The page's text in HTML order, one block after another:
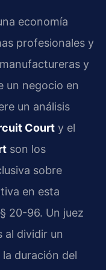
economía
profesionales y
y
un negocio en
un análisis
Court y el
son los
sobre
en esta
20-96. Un juez
al dividir un
duración del